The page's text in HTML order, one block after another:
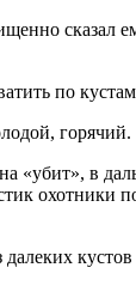
сказал
по
горячий.
«убит», в
охотники